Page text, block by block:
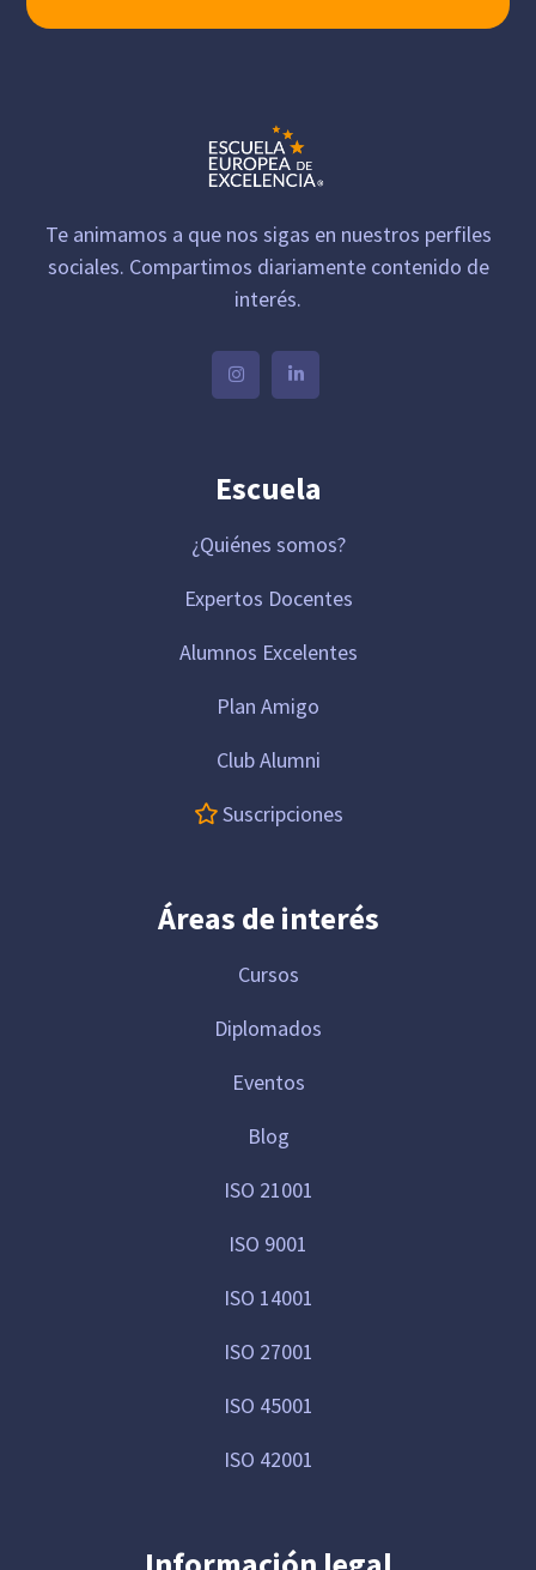
Te animamos a que nos sigas en nuestros perfiles
sociales. Compartimos diariamente contenido de
interés.
Escuela
¿Quiénes somos?
Expertos Docentes
Alumnos Excelentes
Plan Amigo
Club Alumni
Suscripciones
Áreas de interés
Cursos
Diplomados
Eventos
Blog
ISO 21001
ISO 9001
ISO 14001
ISO 27001
ISO 45001
ISO 42001